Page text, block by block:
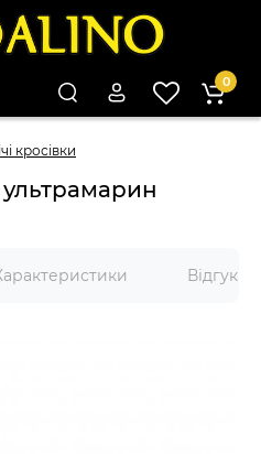
0
кросівки
ультрамарин
Відгуки